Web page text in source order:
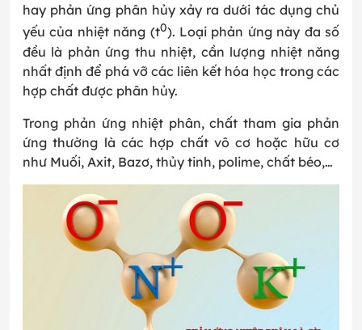
hay phản ứng phân hủy xảy ra dưới tác dụng chủ
yếu của nhiệt năng (t0). Loại phản ứng này đa số
đều là phản ứng thu nhiệt, cần lượng nhiệt năng
nhất định để phá vỡ các liên kết hóa học trong các
hợp chất được phân hủy.
Trong phản ứng nhiệt phân, chất tham gia phản
ứng thường là các hợp chất vô cơ hoặc hữu cơ
như Muối, Axit, Bazơ, thủy tinh, polime, chất béo,…